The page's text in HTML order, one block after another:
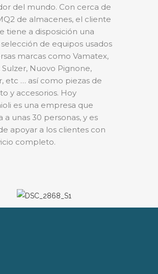
del mundo. Con cerca de
de almacenes, el cliente
tiene a disposición una
de equipos usados
marcas como Vamatex,
Nuovo Pignone,
etc … así como piezas de
y accesorios. Hoy
es una empresa que
a unas 30 personas, y es
apoyar a los clientes con
completo.